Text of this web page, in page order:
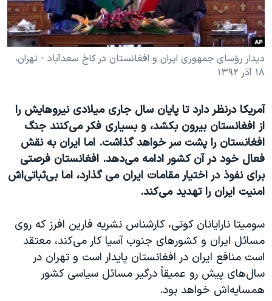
فرهنگ و زندگی
حقوق شهروندی
اقتصادی
علم و فناوری
گالری عکس
آرشیو پخش زنده
مستندها
انتخابات ریاست جمهوری آمریکا ۲۰۲۴
حمله جمهوری اسلامی به اسرائیل
رمز مهسا
اعتراضات زن، زندگی، آزادی
مجموعه مستندهای دادخواهی
تریبونال مردمی آبان ۹۸
دادگاه حمید نوری
قانون شفافیت دارائی کادر رهبری ایران
اعتراضات مردمی آبان ۹۸
اسرائیل در جنگ
نرگس محمدی برنده جایزه نوبل صلح
دنبال کنید
دیدار رؤسای جمهوری ایران و افغانستان در کاخ سعدآباد - تهران،
۱۸ آذر ۱۳۹۲
آمریکا درنظر دارد تا پایان سال جاری میلادی نیروهایش را
از افغانستان بیرون بکشد، و بسیاری فکر می‌کنند جنگ
افغانستان را پشت سر خواهد گذاشت. اما ایران به نقش
فعال خود در آن کشور ادامه می‌دهد. افغانستان فرصتی
برای نفوذ در اختیار مقامات ایران می گذارد، اما بی‌ثباتی‌اش
امنیت ایران را تهدید می‌کند.
سومیتا نارایانان کوتی، کارشناس نشریه فارین افرز که روی
مسائل ایران و کشورهای جنوب آسیا کار می‌کند، معتقد
است منافع ایران در افغانستان پایدار است و تهران در
سال‌های پیش رو عمیقاً درگیر مسائل سیاسی کشور
همسایه‌اش خواهد بود.